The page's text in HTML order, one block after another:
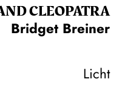
CLEOPATRA
Bridget Breiner
Licht